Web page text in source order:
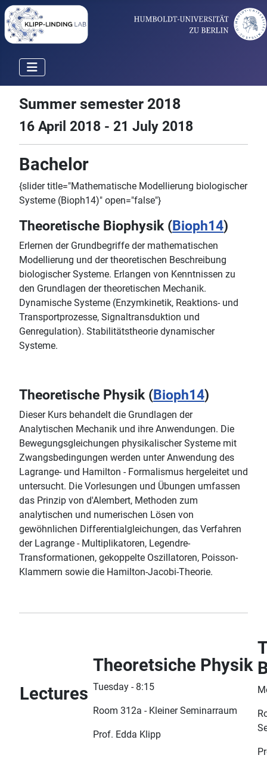
Summer semester 2018
16 April 2018 - 21 July 2018
Bachelor
{slider title="Mathematische Modellierung biologischer
Systeme (Bioph14)" open="false"}
Theoretische Biophysik (Bioph14)
Erlernen der Grundbegriffe der mathematischen
Modellierung und der theoretischen Beschreibung
biologischer Systeme. Erlangen von Kenntnissen zu
den Grundlagen der theoretischen Mechanik.
Dynamische Systeme (Enzymkinetik, Reaktions- und
Transportprozesse, Signaltransduktion und
Genregulation). Stabilitätstheorie dynamischer
Systeme.
Theoretische Physik (Bioph14)
Dieser Kurs behandelt die Grundlagen der
Analytischen Mechanik und ihre Anwendungen. Die
Bewegungsgleichungen physikalischer Systeme mit
Zwangsbedingungen werden unter Anwendung des
Lagrange- und Hamilton - Formalismus hergeleitet und
untersucht. Die Vorlesungen und Übungen umfassen
das Prinzip von d'Alembert, Methoden zum
analytischen und numerischen Lösen von
gewöhnlichen Differentialgleichungen, das Verfahren
der Lagrange - Multiplikatoren, Legendre-
Transformationen, gekoppelte Oszillatoren, Poisson-
Klammern sowie die Hamilton-Jacobi-Theorie.
Lectures
Theoretsiche Physik
Tuesday - 8:15
Room 312a - Kleiner Seminarraum
Prof. Edda Klipp